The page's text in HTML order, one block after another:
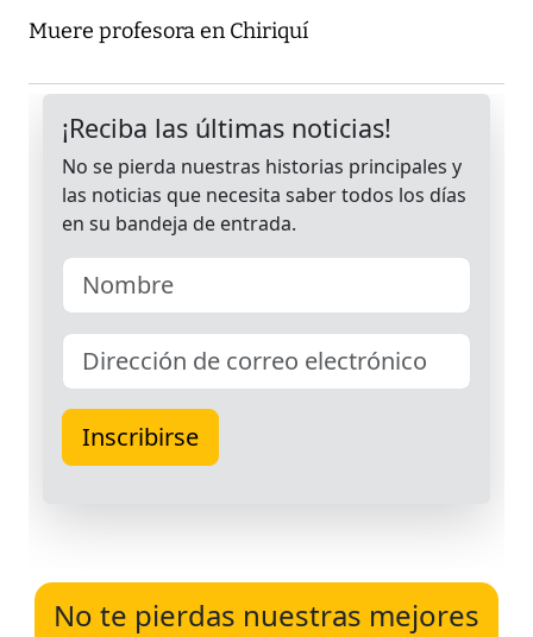
Muere profesora en Chiriquí
No te pierdas nuestras mejores